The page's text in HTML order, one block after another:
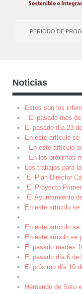
PERIODO DE
Noticias
Estos son los
El pasado mes
El pasado día 23
En este artículo se
En este artículo
En los próximos
Los trabajos para
El Plan Director
El Proyecto
El Ayuntamiento
En este artículo se
En este artículo se
En este arículo se
El pasado martes
El pasado día 6 de
El próximo día 10
Hernando de Soto